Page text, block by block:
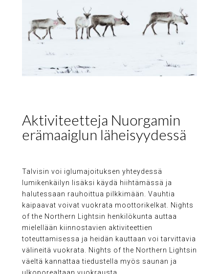
Aktiviteetteja Nuorgamin
erämaaiglun läheisyydessä
Talvisin voi iglumajoituksen yhteydessä
lumikenkäilyn lisäksi käydä hiihtämässä ja
halutessaan rauhoittua pilkkimään. Vauhtia
kaipaavat voivat vuokrata moottorikelkat. Nights
of the Northern Lightsin henkilökunta auttaa
mielellään kiinnostavien aktiviteettien
toteuttamisessa ja heidän kauttaan voi tarvittavia
välineitä vuokrata. Nights of the Northern Lightsin
väeltä kannattaa tiedustella myös saunan ja